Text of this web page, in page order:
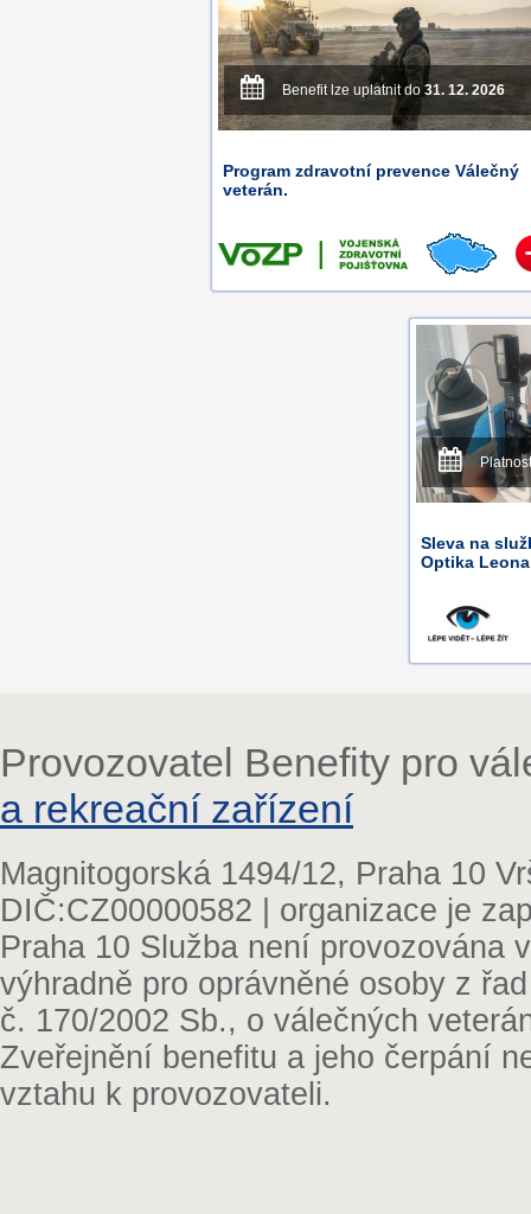
Benefit lze uplatnit do31. 12. 2026
Program zdravotní prevence Válečný
veterán.
Sleva na
Optika
Provozovatel Benefity pro
a rekreační zařízení
Magnitogorská 1494/12, Praha 10
DIČ:CZ00000582 | organizace je
Praha 10 Služba není provozována
výhradně pro oprávněné osoby z
č. 170/2002 Sb., o válečných
Zveřejnění benefitu a jeho čerpání
vztahu k provozovateli.